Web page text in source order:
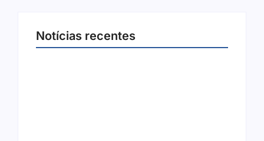
Notícias recentes